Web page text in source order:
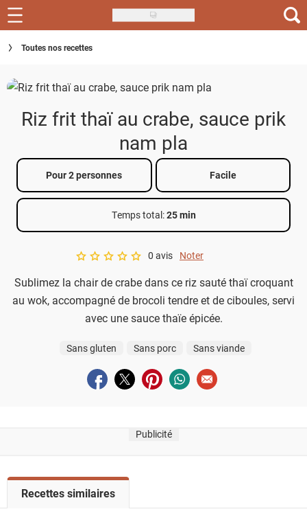
Skip
to
main
Recettes
Inspirations
Actus
Téléchargez l'app Saveurs Recettes
Index des recettes
Toutes nos recettes
Riz frit thaï au crabe, sauce prik
nam pla
Pour 2 personnes Facile
Temps total:25 min
A star rating of 0 out of 5.
0 avis Noter
Sublimez la chair de crabe dans ce riz sauté thaï croquant
au wok, accompagné de brocoli tendre et de ciboules, servi
avec une sauce thaïe épicée.
Sans gluten Sans porc Sans viande
Partager sur facebook
Partager sur twitter
Partager sur pinterest
Partager sur whatsapp
Envoyer à un ami
Publicité
o
Recettes similaires